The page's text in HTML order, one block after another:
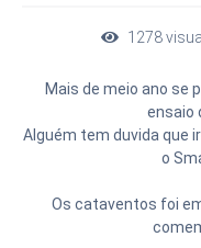
1278
Mais de meio ano se
ensaio
Alguém tem duvida que
o
Os cataventos foi